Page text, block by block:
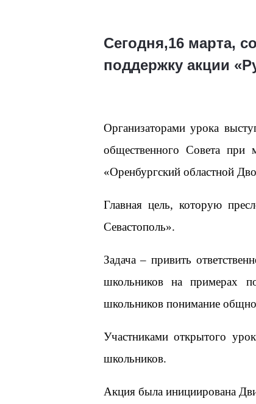
Сегодня,16 марта,
поддержку акции
Организаторами урока
общественного Совета при
«Оренбургский областной
Главная цель, которую
Севастополь».
Задача – привить
школьников на примерах
школьников понимание
Участниками открытого
школьников.
Акция была инициирована